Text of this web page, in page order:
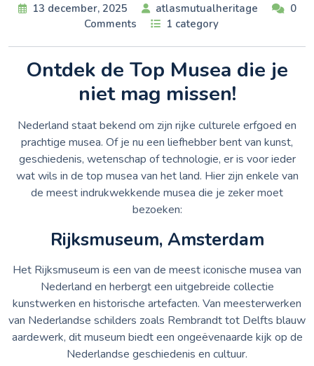
13 december, 2025 atlasmutualheritage
0
Comments
1 category
Ontdek de Top Musea die je
niet mag missen!
Nederland staat bekend om zijn rijke culturele erfgoed en
prachtige musea. Of je nu een liefhebber bent van kunst,
geschiedenis, wetenschap of technologie, er is voor ieder
wat wils in de top musea van het land. Hier zijn enkele van
de meest indrukwekkende musea die je zeker moet
bezoeken:
Rijksmuseum, Amsterdam
Het Rijksmuseum is een van de meest iconische musea van
Nederland en herbergt een uitgebreide collectie
kunstwerken en historische artefacten. Van meesterwerken
van Nederlandse schilders zoals Rembrandt tot Delfts blauw
aardewerk, dit museum biedt een ongeëvenaarde kijk op de
Nederlandse geschiedenis en cultuur.